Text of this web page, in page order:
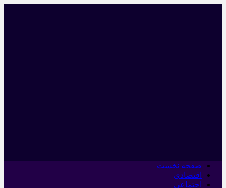
صفحه نخست
اقتصادی
اجتماعی